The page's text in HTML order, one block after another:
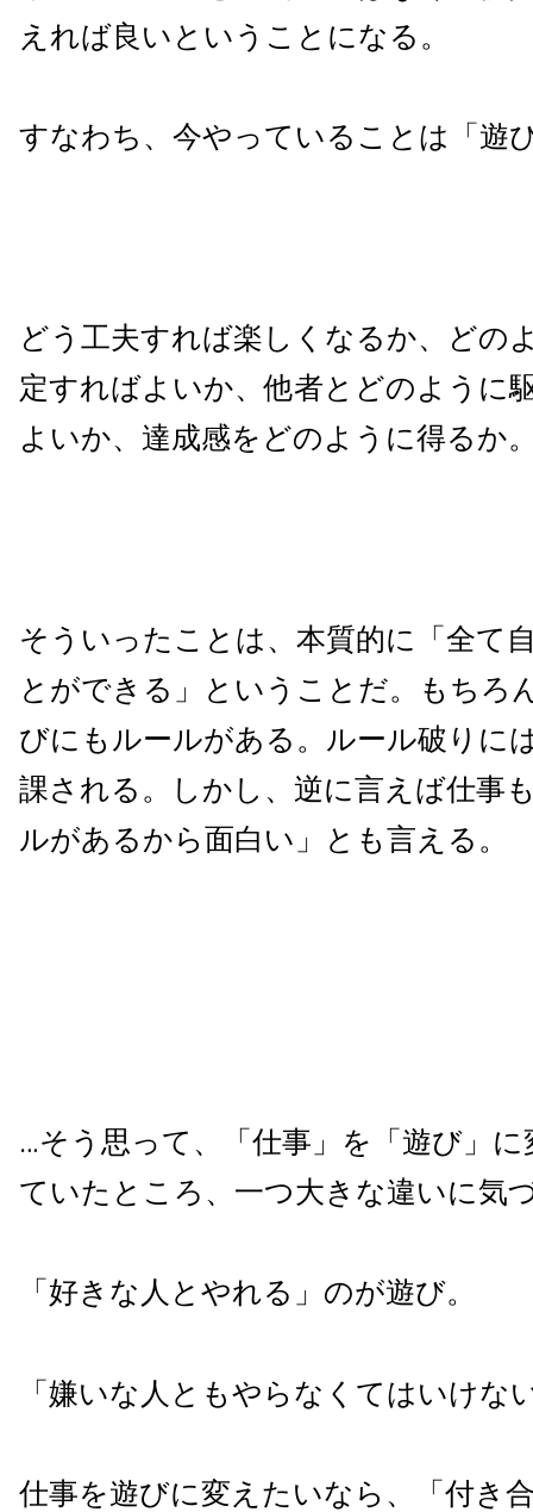
えれば良いということになる。
すなわち、今やっていることは「遊
どう工夫すれば楽しくなるか、どの
定すればよいか、他者とどのように
よいか、達成感をどのように得るか
そういったことは、本質的に「全て
とができる」ということだ。もちろ
びにもルールがある。ルール破りに
課される。しかし、逆に言えば仕事
ルがあるから面白い」とも言える。
…そう思って、「仕事」を「遊び」
ていたところ、一つ大きな違いに気
「好きな人とやれる」のが遊び。
「嫌いな人ともやらなくてはいけな
仕事を遊びに変えたいなら、「付き